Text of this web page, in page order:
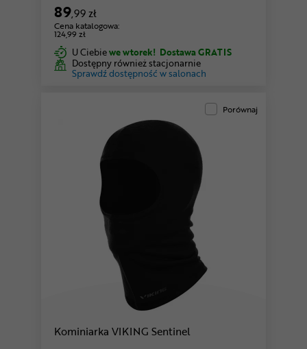
89,99 zł
Cena katalogowa:
124,99 zł
U Ciebiewe wtorek! Dostawa GRATIS
Dostępny również stacjonarnie
Sprawdź dostępność w salonach
Porównaj
Kominiarka VIKING Sentinel